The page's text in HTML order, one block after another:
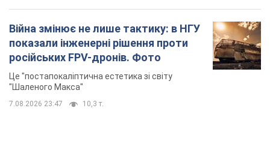
Війна змінює не лише тактику: в НГУ
показали інженерні рішення проти
російських FPV-дронів. Фото
Це "постапокаліптична естетика зі світу
"Шаленого Макса"
7.08.2026 23:47 10,3 т.